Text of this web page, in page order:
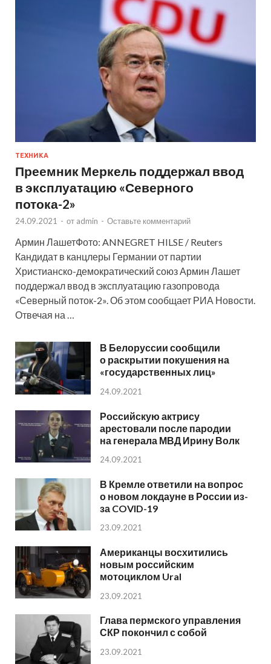
ТЕХНИКА
Преемник Меркель поддержал ввод
в эксплуатацию «Северного
потока-2»
24.09.2021 - от admin - Оставьте комментарий
Армин ЛашетФото: ANNEGRET HILSE / Reuters
Кандидат в канцлеры Германии от партии
Христианско-демократический союз Армин Лашет
поддержал ввод в эксплуатацию газопровода
«Северный поток-2». Об этом сообщает РИА Новости.
Отвечая на …
В Белоруссии сообщили
о раскрытии покушения на
«государственных лиц»
24.09.2021
Российскую актрису
арестовали после пародии
на генерала МВД Ирину Волк
24.09.2021
В Кремле ответили на вопрос
о новом локдауне в России из-
за COVID-19
23.09.2021
Американцы восхитились
новым российским
мотоциклом Ural
23.09.2021
Глава пермского управления
СКР покончил с собой
23.09.2021